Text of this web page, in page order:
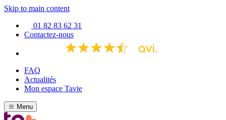
Skip to main content
01 82 83 62 31
Contactez-nous
FAQ
Actualités
Mon espace Tavie
Menu